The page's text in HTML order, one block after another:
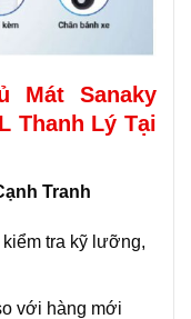
Mát Sanaky
Thanh Lý Tại
Tranh
tra kỹ lưỡng,
với hàng mới